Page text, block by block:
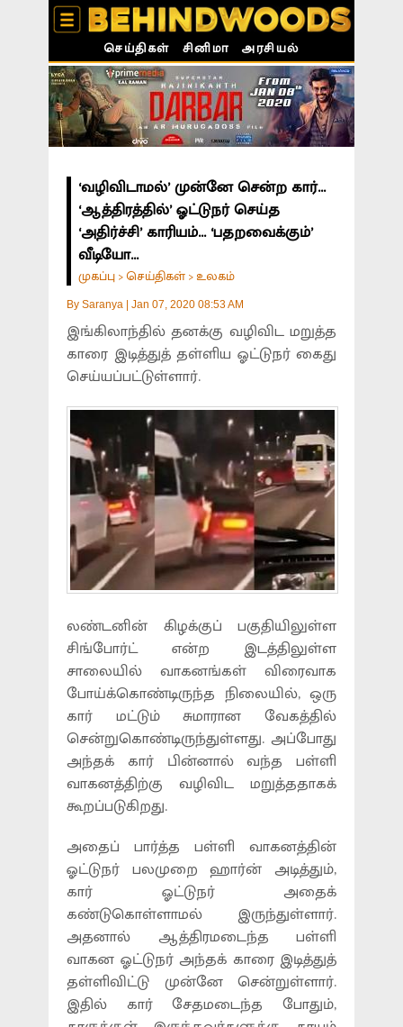
செய்திகள் சினிமா அரசியல்
‘வழிவிடாமல்’ முன்னே சென்ற கார்...
‘ஆத்திரத்தில்’ ஓட்டுநர் செய்த
‘அதிர்ச்சி’ காரியம்... ‘பதறவைக்கும்’
வீடியோ...
முகப்பு >செய்திகள் > உலகம்
By Saranya Jan 07, 2020 08:53 AM
இங்கிலாந்தில் தனக்கு வழிவிட மறுத்த
காரை இடித்துத் தள்ளிய ஓட்டுநர் கைது
செய்யப்பட்டுள்ளார்.
லண்டனின் கிழக்குப் பகுதியிலுள்ள
சிங்போர்ட் என்ற இடத்திலுள்ள
சாலையில் வாகனங்கள் விரைவாக
போய்க்கொண்டிருந்த நிலையில், ஒரு
கார் மட்டும் சுமாரான வேகத்தில்
சென்றுகொண்டிருந்துள்ளது. அப்போது
அந்தக் கார் பின்னால் வந்த பள்ளி
வாகனத்திற்கு வழிவிட மறுத்ததாகக்
கூறப்படுகிறது.
அதைப் பார்த்த பள்ளி வாகனத்தின்
ஓட்டுநர் பலமுறை ஹார்ன் அடித்தும்,
கார் ஓட்டுநர் அதைக்
கண்டுகொள்ளாமல் இருந்துள்ளார்.
அதனால் ஆத்திரமடைந்த பள்ளி
வாகன ஓட்டுநர் அந்தக் காரை இடித்துத்
தள்ளிவிட்டு முன்னே சென்றுள்ளார்.
இதில் கார் சேதமடைந்த போதும்,